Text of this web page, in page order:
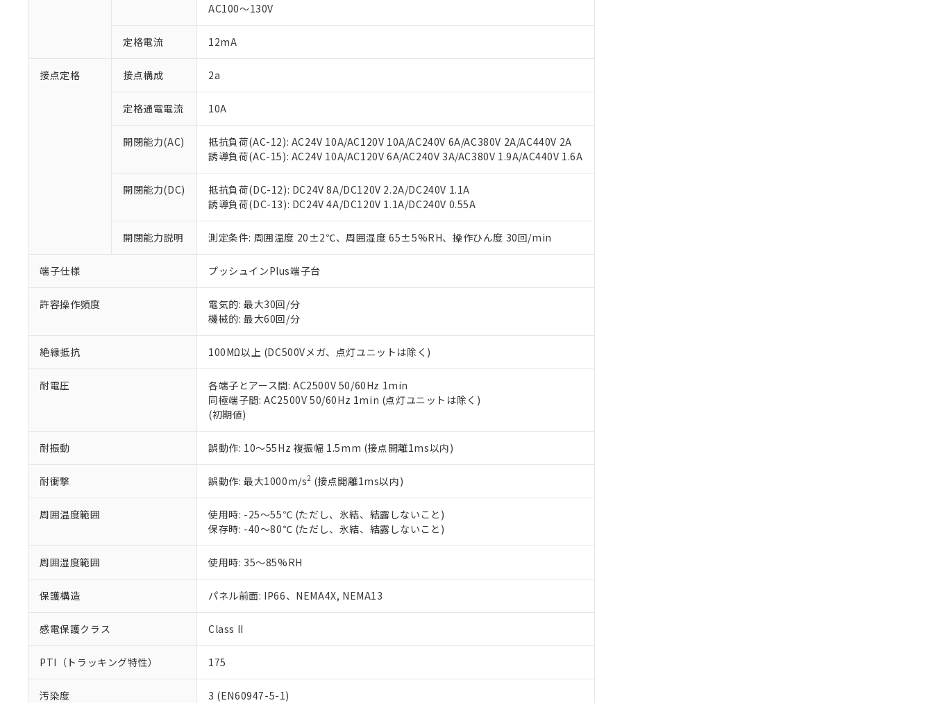
AC100～130V
定格電流 12mA
接点定格 接点構成 2a
定格通電電流 10A
開閉能力(AC)
抵抗負荷(AC-12): AC24V 10A/AC120V 10A/AC240V 6A/AC380V 2A/AC440V 2A
誘導負荷(AC-15): AC24V 10A/AC120V 6A/AC240V 3A/AC380V 1.9A/AC440V 1.6A
開閉能力(DC)
抵抗負荷(DC-12): DC24V 8A/DC120V 2.2A/DC240V 1.1A
誘導負荷(DC-13): DC24V 4A/DC120V 1.1A/DC240V 0.55A
開閉能力説明 測定条件: 周囲温度 20±2℃、周囲湿度 65±5%RH、操作ひん度 30回/min
端子仕様 プッシュインPlus端子台
許容操作頻度
電気的: 最大30回/分
機械的: 最大60回/分
絶縁抵抗 100MΩ以上 (DC500Vメガ、点灯ユニットは除く)
耐電圧
各端子とアース間: AC2500V 50/60Hz 1min
同極端子間: AC2500V 50/60Hz 1min (点灯ユニットは除く)
(初期値)
耐振動 誤動作: 10～55Hz 複振幅 1.5mm (接点開離1ms以内)
耐衝撃 誤動作: 最大1000m/s2 (接点開離1ms以内)
周囲温度範囲
使用時: -25～55℃ (ただし、氷結、結露しないこと)
保存時: -40～80℃ (ただし、氷結、結露しないこと)
周囲湿度範囲 使用時: 35～85%RH
保護構造 パネル前面: IP66、NEMA4X, NEMA13
感電保護クラス Class II
PTI（トラッキング特性） 175
汚染度 3 (EN60947-5-1)
以下の条件をお読みいただき、同意のうえご利用ください。
正式な納期状況および標準価格はお客様のお取引先、またはお客様担当のオムロン制御機器販売店・
当社販売員にご相談ください。
オムロン制御機器販売店や当社販売拠点は「販売ネットワーク
」をご確認ください。
在庫状況および標準価格結果を当社の事前の承諾なく第三者に漏洩または開示しないようお願いしま
す。
マイパーツ機能（部品リスト作成サービス）をご利用いただくには、I-Webメンバーズにご登録され
ている必要があります。
が、当社の製品・サービスに関するお客様との取引・商談に必要な範囲で利用することをご了承くだ
さい。
※当社の共同利用者とは、
いる法人を指します。
があります。
*EU RoHS指令（10物質）：
六価クロム(Cr(Ⅵ)) 1000ppm以下、ポリ臭化ビフェニル類(PBB) 1000ppm以下、ポリ臭化ジフェニルエーテル類(PBDE) 1000ppm以下、
但し、RoHS指令で産業用監視および制御機器に対する適用除外項目は除く。
フタル酸エステル類の４物質については閾値を超える意図的な使用がないことを確認しています。
※2 対応予定月
部品在庫の切り替え状況などにより、予定月が前後することがあります。
※3 非含有証明書ダウンロード
EU RoHS指令（10物質）の非含有証明書
51物質の非含有証明書（当社基準）
※本証明書は発行日時点で非含有を証明するもので、過去に遡って非含有を証明するものではありません。
また、RoHS指令のフタル酸エステル類４物質の対応では、対応完了までの期間は出荷製品に未対応品が
混在することから備考欄に対応日を記載しておりました。
既に当社にて対応品への在庫切替を完了していることから、特段のことがない限り、2022年1月12日よ
「×」：最大均質材料含有率が中国RoHSの基準値を超えていることを示します。
「－」：未確認です。当社販売部門へお問い合わせください。
Pb(鉛) :1000ppm、 Hg(水銀) : 1000ppm、 Cd(カドミウム) : 100ppm、
DBP(フタル酸ジブチル) : 1000ppm、 DIBP(フタル酸ジイソブチル) : 1000ppm、 BBP(フタル酸ブチルベンジル) : 1000ppm、
※2 環境保護使用期限
「ｅ」：有害物質（10物質）のすべてが基準値以下であることを示します。
「10」：通常の使用状況下において有害物質が外部に漏えいし、環境に深刻な影響を及ぼさない年数を意
味します。
「－」：未確認です。当社販売部門へお問い合わせください。
う）を輸出または国外への提供する場合は、日本国政府の輸出許可(または役務取引許可)を取得する
置等に一切使用いたしません。
当社は、貴社製品を第三者に販売する場合は、上記1、2および3の内容を当該第三者に通知します。
また当社は、販売先および販売に係わる関係者が違法に輸出するおそれがある場合は、取り引きをい
たしません。
記
説明
△ 一定数には満たないが在庫あり
－
在庫なし(最新の在庫状況については、お客様のお取引先、またはお客様担当のオムロン制御
機器販売店・当社販売員にご確認ください)
空
白
受注生産機種、また在庫状況の情報を公開していない機種